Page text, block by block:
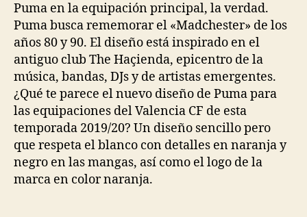
Puma en la equipación principal, la verdad.
Puma busca rememorar el «Madchester» de los
años 80 y 90. El diseño está inspirado en el
antiguo club The Haçienda, epicentro de la
música, bandas, DJs y de artistas emergentes.
¿Qué te parece el nuevo diseño de Puma para
las equipaciones del Valencia CF de esta
temporada 2019/20? Un diseño sencillo pero
que respeta el blanco con detalles en naranja y
negro en las mangas, así como el logo de la
marca en color naranja.